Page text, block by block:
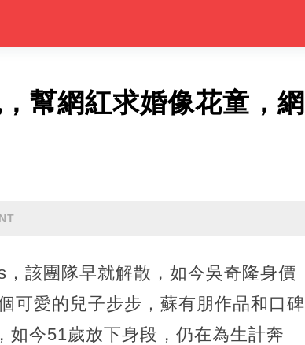
幫網紅求婚像花童，網
該團隊早就解散，如今吳奇隆身價
可愛的兒子步步，蘇有朋作品和口碑
如今51歲放下身段，仍在為生計奔